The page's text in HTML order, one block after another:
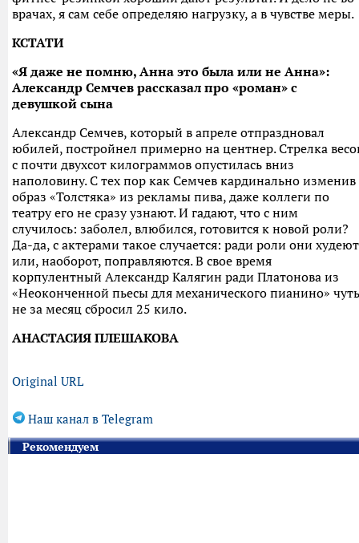
врачах, я сам себе определяю нагрузку, а в чувстве меры.
КСТАТИ
«Я даже не помню, Анна это была или не Анна»:
Александр Семчев рассказал про «роман» с
девушкой сына
Александр Семчев, который в апреле отпраздновал
юбилей, постройнел примерно на центнер. Стрелка
с почти двухсот килограммов опустилась вниз
наполовину. С тех пор как Семчев кардинально изменив
образ «Толстяка» из рекламы пива, даже коллеги по
театру его не сразу узнают. И гадают, что с ним
случилось: заболел, влюбился, готовится к новой роли?
Да-да, с актерами такое случается: ради роли они худеют
или, наоборот, поправляются. В свое время
корпулентный Александр Калягин ради Платонова из
«Неоконченной пьесы для механического пианино» чуть
не за месяц сбросил 25 кило.
АНАСТАСИЯ ПЛЕШАКОВА
Original URL
Наш канал в Telegram
Рекомендуем